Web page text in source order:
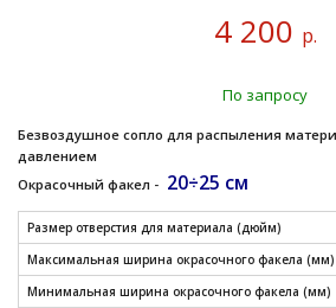
4 200 р.
По запросу
Безвоздушное сопло для распыления
давлением
Окрасочный факел - 20÷25 см
Размер отверстия для материала (дюйм)
Максимальная ширина окрасочного факела (мм)
Минимальная ширина окрасочного факела (мм)